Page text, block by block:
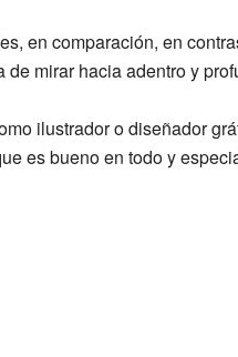
en comparación, en
mirar hacia adentro y
ilustrador o diseñador
es bueno en todo y